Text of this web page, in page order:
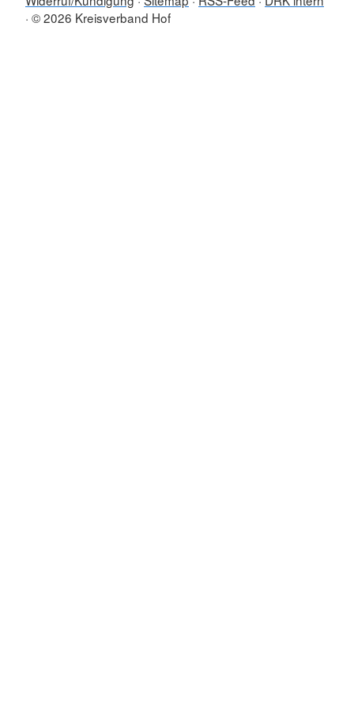
© 2026 Kreisverband Hof